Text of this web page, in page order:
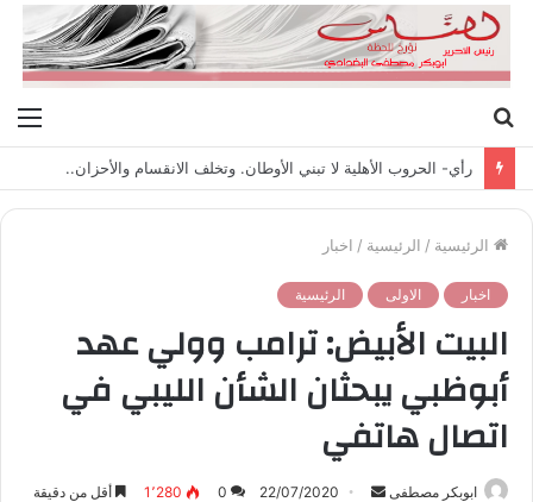
عن
رأي- الحروب الأهلية لا تبني الأوطان. وتخلف الانقسام والأحزان..
الرئيسية / الرئيسية / اخبار
اخبار الاولى الرئيسية
البيت الأبيض: ترامب وولي عهد
أبوظبي يبحثان الشأن الليبي في
اتصال هاتفي
ابوبكر مصطفى 22/07/2020
0 1٬280 أقل من دقيقة